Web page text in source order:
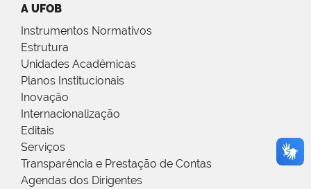
A UFOB
Instrumentos Normativos
Estrutura
Unidades Acadêmicas
Planos Institucionais
Inovação
Internacionalização
Editais
Serviços
Transparência e Prestação de Contas
Agendas dos Dirigentes